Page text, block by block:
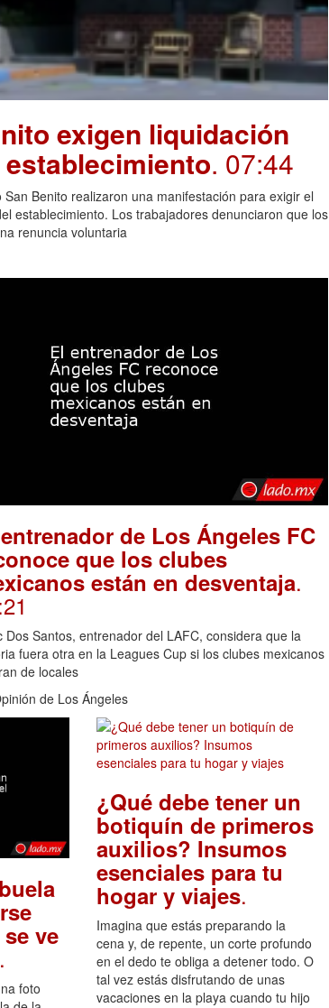
exigen liquidación
. 07:44
Benito realizaron una manifestación para exigir el
establecimiento. Los trabajadores denunciaron que los
renuncia voluntaria
de Los Ángeles FC
que los clubes
están en desventaja.
Dos Santos, entrenador del LAFC, considera que la
fuera otra en la Leagues Cup si los clubes mexicanos
de locales
de Los Ángeles
ve
.
foto
¿Qué debe tener un
botiquín de primeros
auxilios? Insumos
esenciales para tu
hogar y viajes.
Imagina que estás preparando la
cena y, de repente, un corte profundo
en el dedo te obliga a detener todo. O
tal vez estás disfrutando de unas
vacaciones en la playa cuando tu hijo